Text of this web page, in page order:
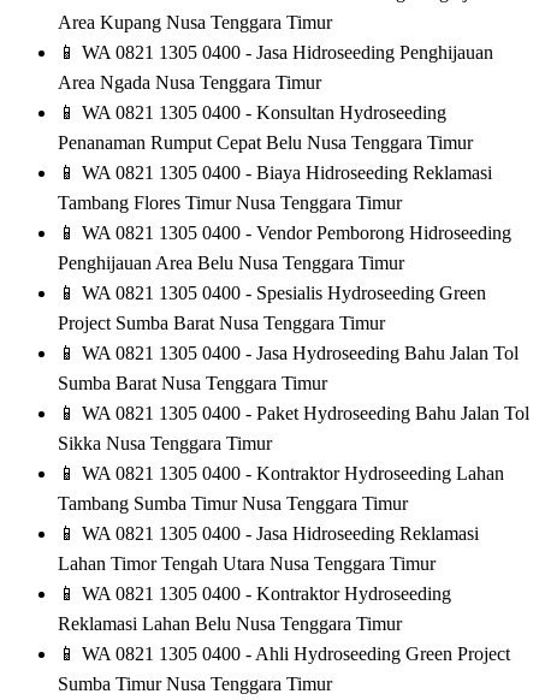
Area Kupang Nusa Tenggara Timur
📱 WA 0821 1305 0400 - Jasa Hidroseeding Penghijauan
Area Ngada Nusa Tenggara Timur
📱 WA 0821 1305 0400 - Konsultan Hydroseeding
Penanaman Rumput Cepat Belu Nusa Tenggara Timur
📱 WA 0821 1305 0400 - Biaya Hidroseeding Reklamasi
Tambang Flores Timur Nusa Tenggara Timur
📱 WA 0821 1305 0400 - Vendor Pemborong Hidroseeding
Penghijauan Area Belu Nusa Tenggara Timur
📱 WA 0821 1305 0400 - Spesialis Hydroseeding Green
Project Sumba Barat Nusa Tenggara Timur
📱 WA 0821 1305 0400 - Jasa Hydroseeding Bahu Jalan Tol
Sumba Barat Nusa Tenggara Timur
📱 WA 0821 1305 0400 - Paket Hydroseeding Bahu Jalan Tol
Sikka Nusa Tenggara Timur
📱 WA 0821 1305 0400 - Kontraktor Hydroseeding Lahan
Tambang Sumba Timur Nusa Tenggara Timur
📱 WA 0821 1305 0400 - Jasa Hidroseeding Reklamasi
Lahan Timor Tengah Utara Nusa Tenggara Timur
📱 WA 0821 1305 0400 - Kontraktor Hydroseeding
Reklamasi Lahan Belu Nusa Tenggara Timur
📱 WA 0821 1305 0400 - Ahli Hydroseeding Green Project
Sumba Timur Nusa Tenggara Timur